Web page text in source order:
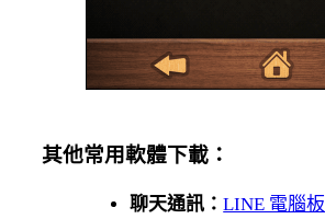
其他常用軟體下載：
聊天通訊：LINE 電腦板